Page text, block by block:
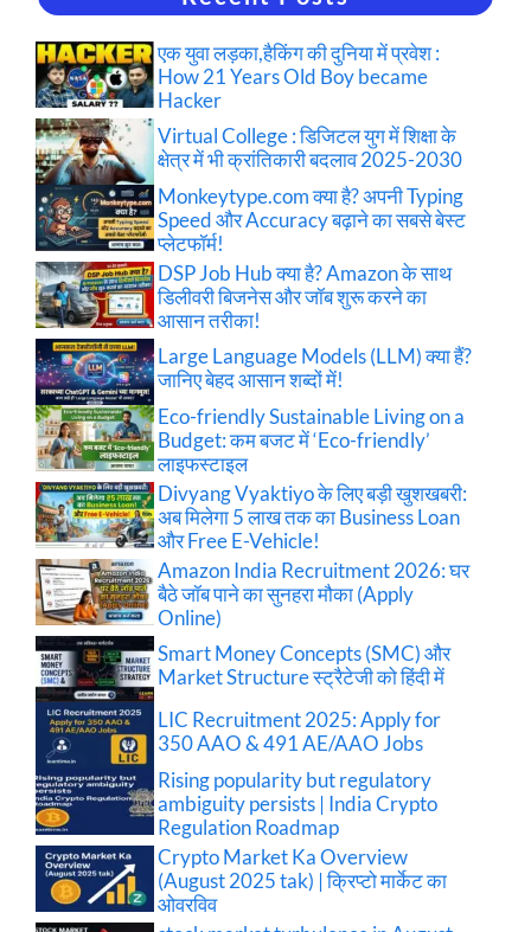
एक युवा लड़का,हैकिंग की दुनिया में प्रवेश :
How 21 Years Old Boy became
Hacker
Virtual College : डिजिटल युग में शिक्षा के
क्षेत्र में भी क्रांतिकारी बदलाव 2025-2030
Monkeytype.com क्या है? अपनी Typing
Speed और Accuracy बढ़ाने का सबसे बेस्ट
प्लेटफॉर्म!
DSP Job Hub क्या है? Amazon के साथ
डिलीवरी बिजनेस और जॉब शुरू करने का
आसान तरीका!
Large Language Models (LLM) क्या हैं?
जानिए बेहद आसान शब्दों में!
Eco-friendly Sustainable Living on a
Budget: कम बजट में ‘Eco-friendly’
लाइफस्टाइल
Divyang Vyaktiyo के लिए बड़ी खुशखबरी:
अब मिलेगा 5 लाख तक का Business Loan
और Free E-Vehicle!
Amazon India Recruitment 2026: घर
बैठे जॉब पाने का सुनहरा मौका (Apply
Online)
Smart Money Concepts (SMC) और
Market Structure स्ट्रैटेजी को हिंदी में
LIC Recruitment 2025: Apply for
350 AAO & 491 AE/AAO Jobs
Rising popularity but regulatory
ambiguity persists | India Crypto
Regulation Roadmap
Crypto Market Ka Overview
(August 2025 tak) | क्रिप्टो मार्केट का
ओवरविव